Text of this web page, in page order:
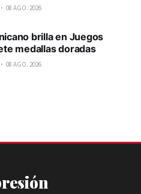
08 AGO. 2026
brilla en Juegos
medallas doradas
08 AGO. 2026